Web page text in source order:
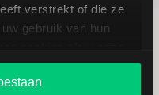
verstrekt of die ze
gebruik van hun